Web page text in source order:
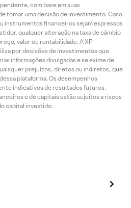
com base em suas
tomar uma decisão de investimento. Caso
instrumentos financeiros sejam expressos
qualquer alteração na taxa de câmbio
valor ou rentabilidade. A XP
por decisões de investimentos que
informações divulgadas e se exime de
prejuízos, diretos ou indiretos, que
plataforma. Os desempenhos
indicativos de resultados futuros.
e de capitais estão sujeitos a riscos
capital investido.